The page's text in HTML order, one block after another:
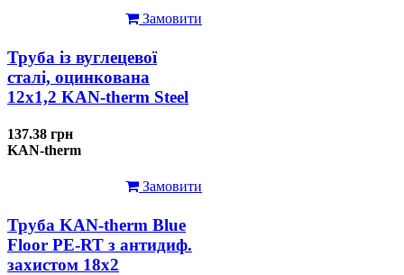
Замовити
Труба із вуглецевої
сталі, оцинкована
12x1,2 KAN-therm Steel
137.38 грн
KAN-therm
Замовити
Труба KAN-therm Blue
Floor PE-RT з антидиф.
захистом 18х2